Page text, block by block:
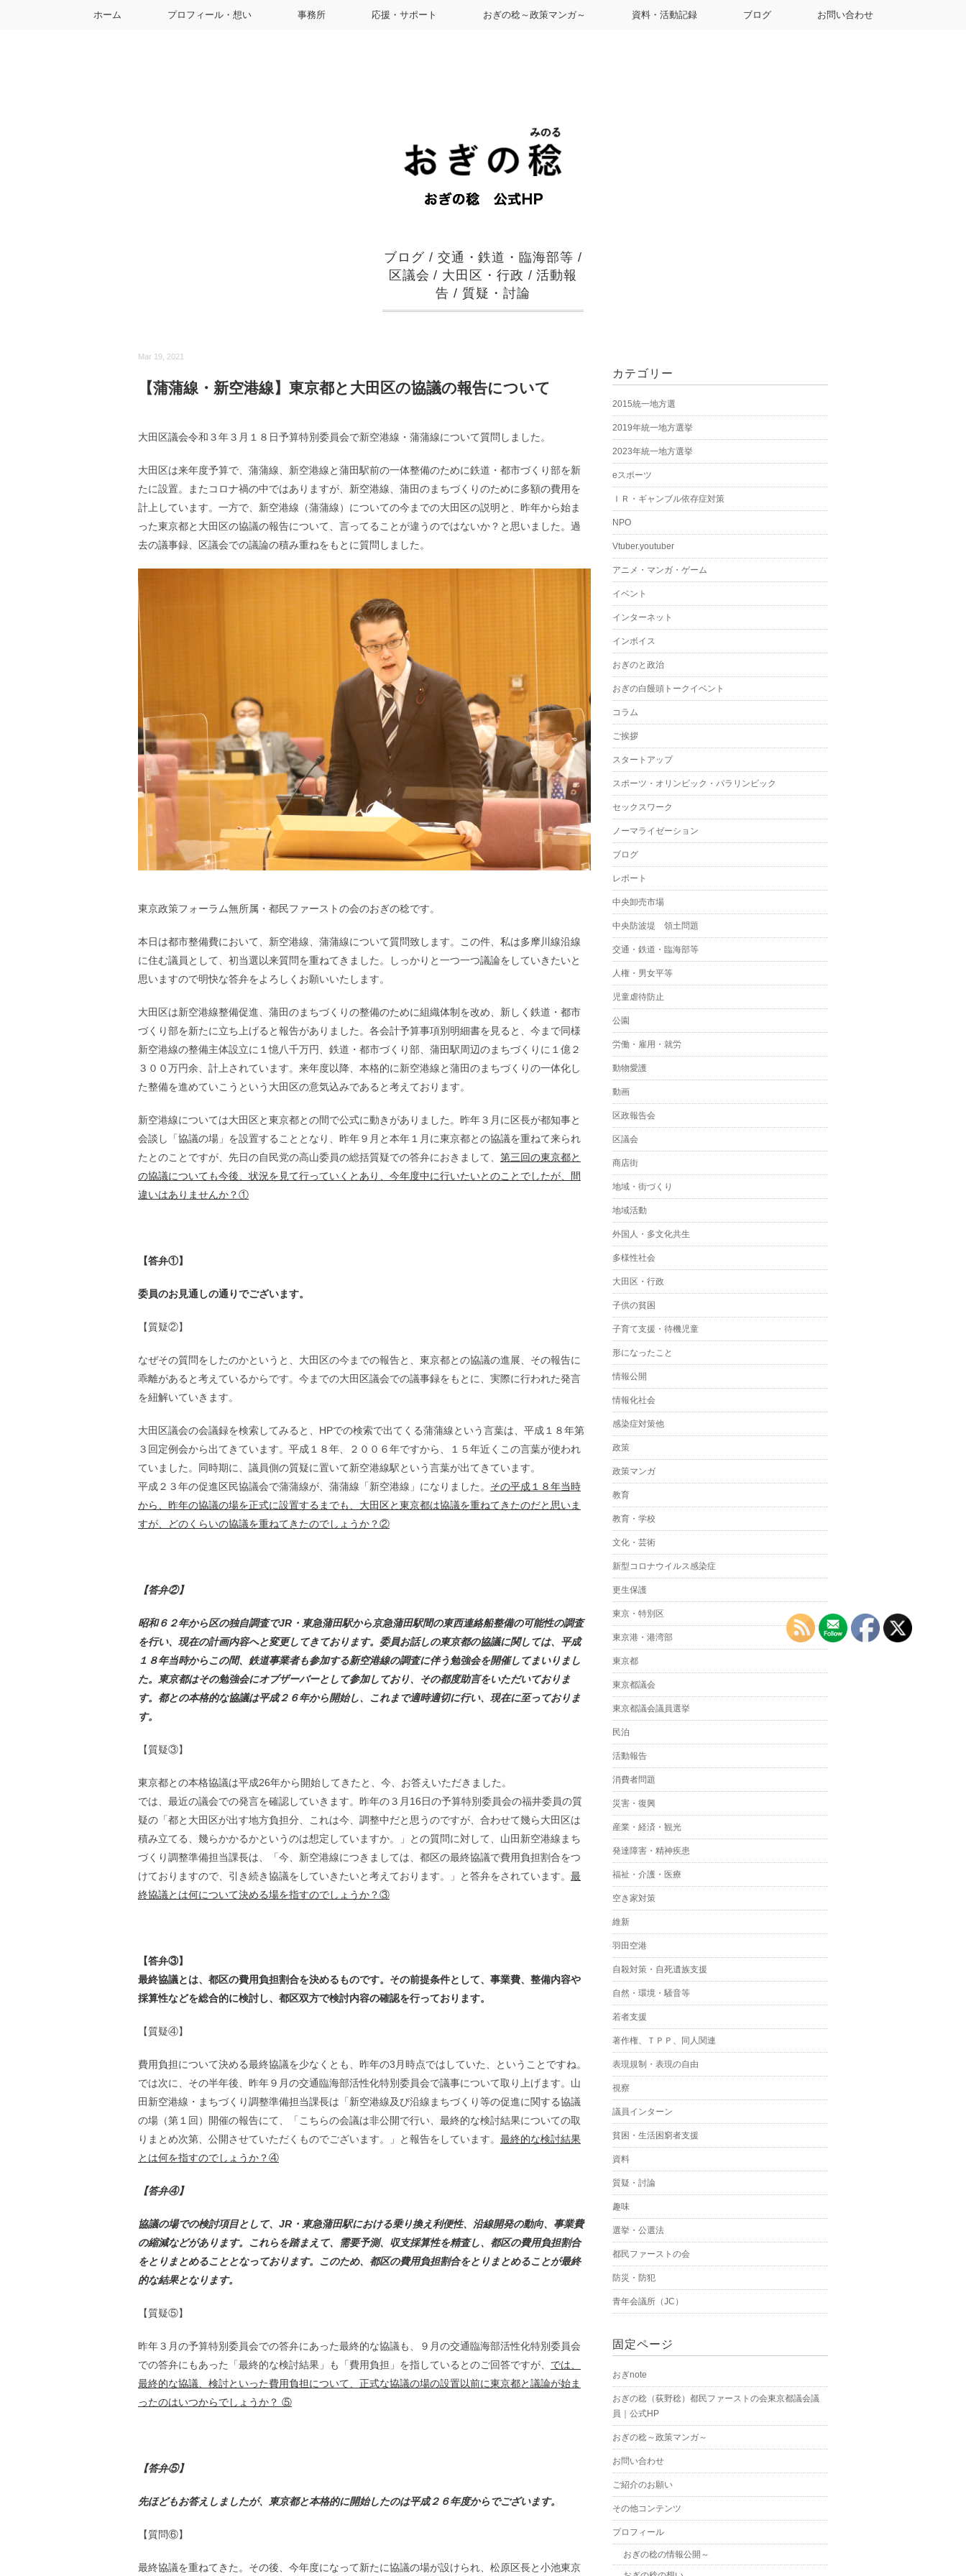
ホーム プロフィール・想い 事務所 応援・サポート おぎの稔～政策マンガ～ 資料・活動記録 ブログ お問い合わせ
ブログ / 交通・鉄道・臨海部等 /
区議会 / 大田区・行政 /活動報
告 / 質疑・討論
Mar 19, 2021
【蒲蒲線・新空港線】東京都と大田区の協議の報告について
大田区議会令和３年３月１８日予算特別委員会で新空港線・蒲蒲線について質問しました。
大田区は来年度予算で、蒲蒲線、新空港線と蒲田駅前の一体整備のために鉄道・都市づくり部を新
たに設置。またコロナ禍の中ではありますが、新空港線、蒲田のまちづくりのために多額の費用を
計上しています。一方で、新空港線（蒲蒲線）についての今までの大田区の説明と、昨年から始ま
った東京都と大田区の協議の報告について、言ってることが違うのではないか？と思いました。過
去の議事録、区議会での議論の積み重ねをもとに質問しました。
東京政策フォーラム無所属・都民ファーストの会のおぎの稔です。
本日は都市整備費において、新空港線、蒲蒲線について質問致します。この件、私は多摩川線沿線
に住む議員として、初当選以来質問を重ねてきました。しっかりと一つ一つ議論をしていきたいと
思いますので明快な答弁をよろしくお願いいたします。
大田区は新空港線整備促進、蒲田のまちづくりの整備のために組織体制を改め、新しく鉄道・都市
づくり部を新たに立ち上げると報告がありました。各会計予算事項別明細書を見ると、今まで同様
新空港線の整備主体設立に１憶八千万円、鉄道・都市づくり部、蒲田駅周辺のまちづくりに１億２
３００万円余、計上されています。来年度以降、本格的に新空港線と蒲田のまちづくりの一体化し
た整備を進めていこうという大田区の意気込みであると考えております。
新空港線については大田区と東京都との間で公式に動きがありました。昨年３月に区長が都知事と
会談し「協議の場」を設置することとなり、昨年９月と本年１月に東京都との協議を重ねて来られ
たとのことですが、先日の自民党の高山委員の総括質疑での答弁におきまして、 第三回の東京都と
の協議についても今後、状況を見て行っていくとあり、今年度中に行いたいとのことでしたが、間
違いはありませんか？①
【答弁①】
委員のお見通しの通りでございます。
【質疑②】
なぜその質問をしたのかというと、大田区の今までの報告と、東京都との協議の進展、その報告に
乖離があると考えているからです。今までの大田区議会での議事録をもとに、実際に行われた発言
を紐解いていきます。
大田区議会の会議録を検索してみると、HPでの検索で出てくる蒲蒲線という言葉は、平成１８年第
３回定例会から出てきています。平成１８年、２００６年ですから、１５年近くこの言葉が使われ
ていました。同時期に、議員側の質疑に置いて新空港線駅という言葉が出てきています。
平成２３年の促進区民協議会で蒲蒲線が、蒲蒲線「新空港線」になりました。 その平成１８年当時
から、昨年の協議の場を正式に設置するまでも、大田区と東京都は協議を重ねてきたのだと思いま
すが、どのくらいの協議を重ねてきたのでしょうか？②
【答弁②】
昭和６２年から区の独自調査でJR・東急蒲田駅から京急蒲田駅間の東西連絡船整備の可能性の調査
を行い、現在の計画内容へと変更してきております。委員お話しの東京都の協議に関しては、平成
１８年当時からこの間、鉄道事業者も参加する新空港線の調査に伴う勉強会を開催してまいりまし
た。東京都はその勉強会にオブザーバーとして参加しており、その都度助言をいただいておりま
す。都との本格的な協議は平成２６年から開始し、これまで適時適切に行い、現在に至っておりま
す。
【質疑③】
東京都との本格協議は平成26年から開始してきたと、今、お答えいただきました。
では、最近の議会での発言を確認していきます。昨年の３月16日の予算特別委員会の福井委員の質
疑の「都と大田区が出す地方負担分、これは今、調整中だと思うのですが、合わせて幾ら大田区は
積み立てる、幾らかかるかというのは想定していますか。」との質問に対して、山田新空港線まち
づくり調整準備担当課長は、「今、新空港線につきましては、都区の最終協議で費用負担割合をつ
けておりますので、引き続き協議をしていきたいと考えております。」と答弁をされています。 最
終協議とは何について決める場を指すのでしょうか？③
【答弁③】
最終協議とは、都区の費用負担割合を決めるものです。その前提条件として、事業費、整備内容や
採算性などを総合的に検討し、都区双方で検討内容の確認を行っております。
【質疑④】
費用負担について決める最終協議を少なくとも、昨年の3月時点ではしていた、ということですね。
では次に、その半年後、昨年９月の交通臨海部活性化特別委員会で議事について取り上げます。山
田新空港線・まちづくり調整準備担当課長は「新空港線及び沿線まちづくり等の促進に関する協議
の場（第１回）開催の報告にて、「こちらの会議は非公開で行い、最終的な検討結果についての取
りまとめ次第、公開させていただくものでございます。」と報告をしています。 最終的な検討結果
とは何を指すのでしょうか？④
【答弁④】
協議の場での検討項目として、JR・東急蒲田駅における乗り換え利便性、沿線開発の動向、事業費
の縮減などがあります。これらを踏まえて、需要予測、収支採算性を精査し、都区の費用負担割合
をとりまとめることとなっております。このため、都区の費用負担割合をとりまとめることが最終
的な結果となります。
【質疑⑤】
昨年３月の予算特別委員会での答弁にあった最終的な協議も、９月の交通臨海部活性化特別委員会
での答弁にもあった「最終的な検討結果」も「費用負担」を指しているとのご回答ですが、 では、
最終的な協議、検討といった費用負担について、正式な協議の場の設置以前に東京都と議論が始ま
ったのはいつからでしょうか？ ⑤
【答弁⑤】
先ほどもお答えしましたが、東京都と本格的に開始したのは平成２６年度からでございます。
【質問⑥】
最終協議を重ねてきた。その後、今年度になって新たに協議の場が設けられ、松原区長と小池東京
カテゴリー
2015統一地方選
2019年統一地方選挙
2023年統一地方選挙
eスポーツ
ＩＲ・ギャンブル依存症対策
NPO
Vtuber.youtuber
アニメ・マンガ・ゲーム
イベント
インターネット
インボイス
おぎのと政治
おぎの白饅頭トークイベント
コラム
ご挨拶
スタートアップ
スポーツ・オリンピック・パラリンピック
セックスワーク
ノーマライゼーション
ブログ
レポート
中央卸売市場
中央防波堤 領土問題
交通・鉄道・臨海部等
人権・男女平等
児童虐待防止
公園
労働・雇用・就労
動物愛護
動画
区政報告会
区議会
商店街
地域・街づくり
地域活動
外国人・多文化共生
多様性社会
大田区・行政
子供の貧困
子育て支援・待機児童
形になったこと
情報公開
情報化社会
感染症対策他
政策
政策マンガ
教育
教育・学校
文化・芸術
新型コロナウイルス感染症
更生保護
東京・特別区
東京港・港湾部
東京都
東京都議会
東京都議会議員選挙
民泊
活動報告
消費者問題
災害・復興
産業・経済・観光
発達障害・精神疾患
福祉・介護・医療
空き家対策
維新
羽田空港
自殺対策・自死遺族支援
自然・環境・騒音等
若者支援
著作権、ＴＰＰ、同人関連
表現規制・表現の自由
視察
議員インターン
貧困・生活困窮者支援
資料
質疑・討論
趣味
選挙・公選法
都民ファーストの会
防災・防犯
青年会議所（JC）
固定ページ
おぎnote
おぎの稔（荻野稔）都民ファーストの会東京都議会議
員｜公式HP
おぎの稔～政策マンガ～
お問い合わせ
ご紹介のお願い
その他コンテンツ
プロフィール
おぎの稔の情報公開～